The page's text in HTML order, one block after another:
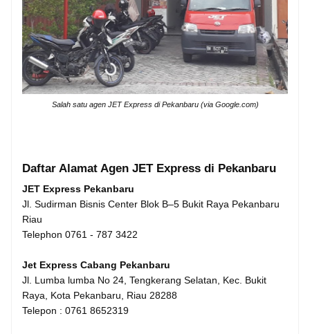
Salah satu agen JET Express di Pekanbaru (via Google.com)
Daftar Alamat Agen JET Express di Pekanbaru
JET Express Pekanbaru
Jl. Sudirman Bisnis Center Blok B–5 Bukit Raya Pekanbaru
Riau
Telephon 0761 - 787 3422
Jet Express Cabang Pekanbaru
Jl. Lumba lumba No 24, Tengkerang Selatan, Kec. Bukit
Raya, Kota Pekanbaru, Riau 28288
Telepon : 0761 8652319